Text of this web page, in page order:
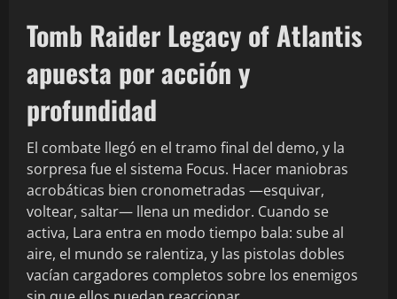
Tomb Raider Legacy of Atlantis
apuesta por acción y
profundidad
El combate llegó en el tramo final del demo, y la
sorpresa fue el sistema Focus. Hacer maniobras
acrobáticas bien cronometradas —esquivar,
voltear, saltar— llena un medidor. Cuando se
activa, Lara entra en modo tiempo bala: sube al
aire, el mundo se ralentiza, y las pistolas dobles
vacían cargadores completos sobre los enemigos